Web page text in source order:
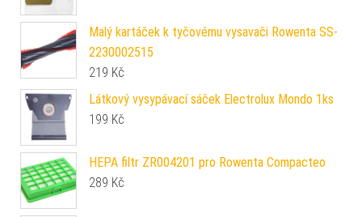
Malý kartáček k tyčovému vysavači Rowenta SS-
2230002515
219 Kč
Látkový vysypávací sáček Electrolux Mondo 1ks
199 Kč
HEPA filtr ZR004201 pro Rowenta Compacteo
289 Kč